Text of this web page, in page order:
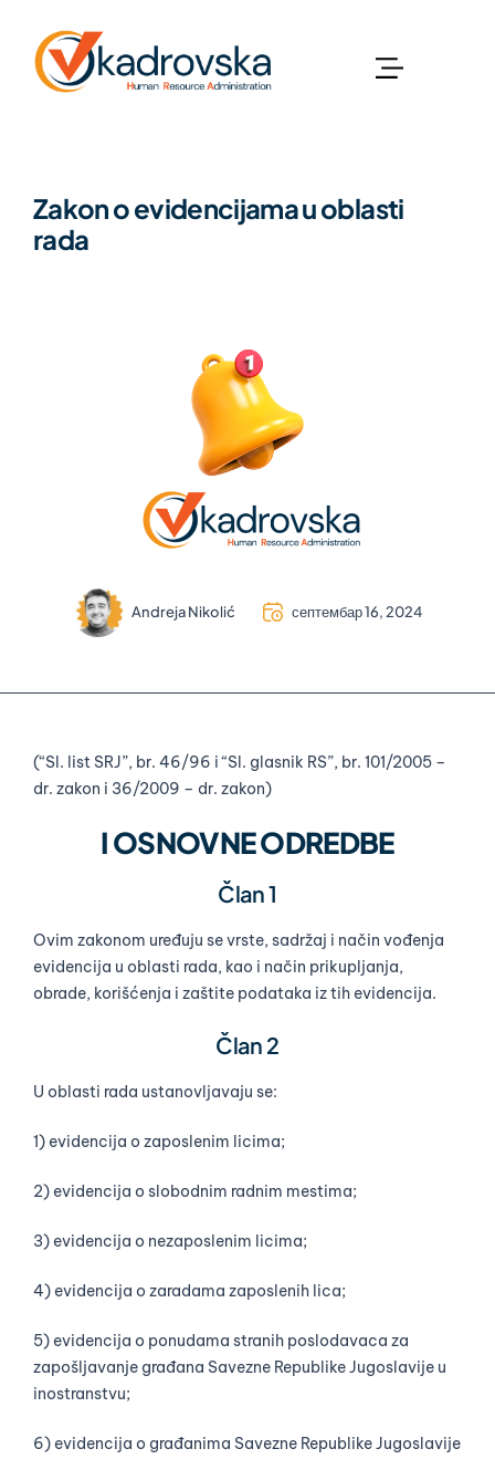
Zakon o evidencijama u oblasti
rada
Andreja Nikolić септембар 16, 2024
(“Sl. list SRJ”, br. 46/96 i “Sl. glasnik RS”, br. 101/2005 –
dr. zakon i 36/2009 – dr. zakon)
I OSNOVNE ODREDBE
Član 1
Ovim zakonom uređuju se vrste, sadržaj i način vođenja
evidencija u oblasti rada, kao i način prikupljanja,
obrade, korišćenja i zaštite podataka iz tih evidencija.
Član 2
U oblasti rada ustanovljavaju se:
1) evidencija o zaposlenim licima;
2) evidencija o slobodnim radnim mestima;
3) evidencija o nezaposlenim licima;
4) evidencija o zaradama zaposlenih lica;
5) evidencija o ponudama stranih poslodavaca za
zapošljavanje građana Savezne Republike Jugoslavije u
inostranstvu;
6) evidencija o građanima Savezne Republike Jugoslavije